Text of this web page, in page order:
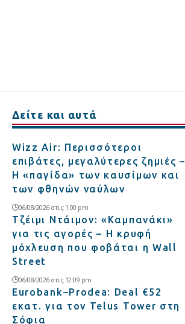
Δείτε και αυτά
Wizz Air: Περισσότεροι
επιβάτες, μεγαλύτερες ζημιές –
Η «παγίδα» των καυσίμων και
των φθηνών ναύλων
06/08/2026 στις 1:00 pm
Τζέιμι Ντάιμον: «Καμπανάκι»
για τις αγορές – Η κρυφή
μόχλευση που φοβάται η Wall
Street
06/08/2026 στις 12:09 pm
Eurobank–Prodea: Deal €52
εκατ. για τον Telus Tower στη
Σόφια